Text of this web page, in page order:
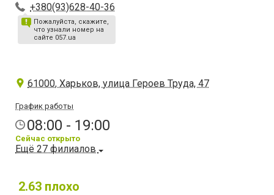
+380(93)628-40-36
Пожалуйста, скажите,
что узнали номер на
сайте 057.ua
61000, Харьков, улица Героев Труда, 47
График работы
08:00 - 19:00
Сейчас открыто
Ещё 27 филиалов
2.63 плохо